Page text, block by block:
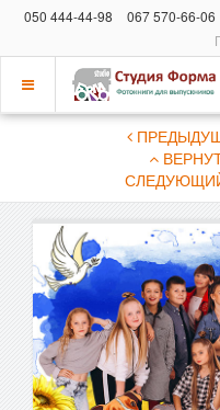
050 444-44-98 067 570-66-06
Показать